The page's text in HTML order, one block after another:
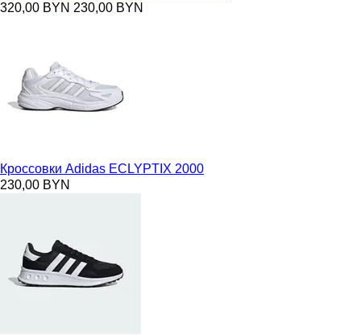
320,00 BYN 230,00 BYN
Кроссовки Adidas ECLYPTIX 2000
230,00 BYN